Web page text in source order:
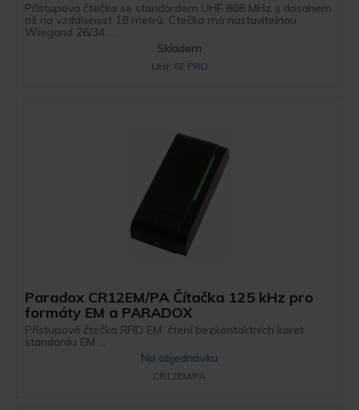
Přístupová čtečka se standardem UHF 868 MHz s dosahem
až na vzdálenost 18 metrů. Čtečka má nastavitelnou
Wiegand 26/34 ...
Skladem
UHF 6E PRO
Paradox CR12EM/PA Čítačka 125 kHz pro
formáty EM a PARADOX
Přístupová čtečka RFID EM, čtení bezkontaktních karet
standardu EM ...
Na objednávku
CR12EM/PA